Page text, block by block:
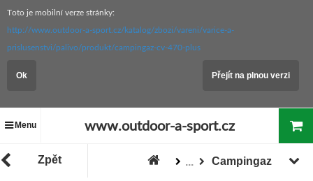
Toto je mobilní verze stránky:
http://www.outdoor-a-sport.cz/katalog/zbozi/vareni/varice-a-
prislusenstvi/palivo/produkt/campingaz-cv-470-plus
Ok Přejít na plnou verzi
Menu www.outdoor-a-sport.cz
Zpět ... Campingaz